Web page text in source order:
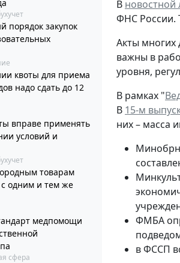
порядок закупок
квоты для приема
надо сдать до 12
вправе применять
условий и
товарам
одним и тем же
медпомощи
сфера
В новостной
ФНС России.
Акты многих
важны в
уровня,
В рамках "
В 15-м
них – масса
ФМБА
в ФССП